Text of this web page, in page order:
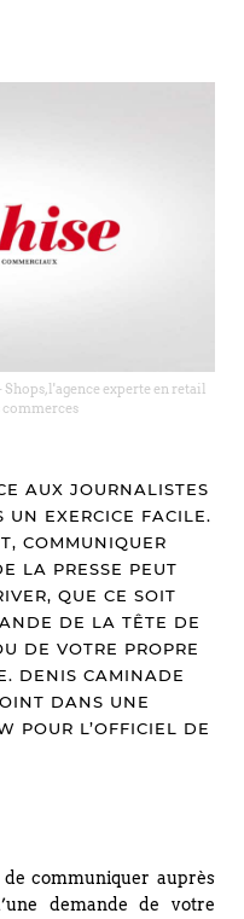
l'agence experte en retail
AUX JOURNALISTES
UN EXERCICE FACILE.
COMMUNIQUER
LA PRESSE PEUT
QUE CE SOIT
DE LA TÊTE DE
DE VOTRE PROPRE
DENIS CAMINADE
DANS UNE
POUR L’OFFICIEL DE
communiquer auprès
demande de votre